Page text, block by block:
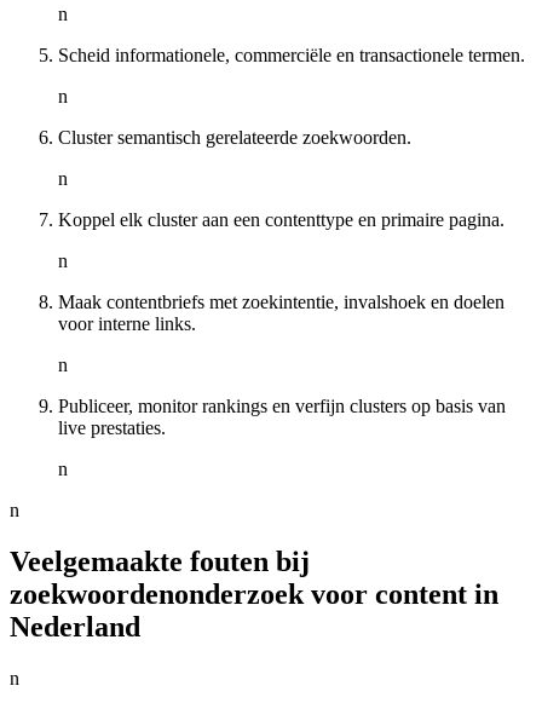
n
Scheid informationele, commerciële en transactionele termen.
n
Cluster semantisch gerelateerde zoekwoorden.
n
Koppel elk cluster aan een contenttype en primaire pagina.
n
Maak contentbriefs met zoekintentie, invalshoek en doelen
voor interne links.
n
Publiceer, monitor rankings en verfijn clusters op basis van
live prestaties.
n
n
Veelgemaakte fouten bij
zoekwoordenonderzoek voor content in
Nederland
n